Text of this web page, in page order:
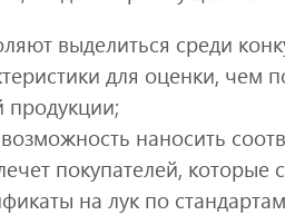
выделиться среди
для оценки, чем
продукции;
наносить
покупателей, которые
на лук по